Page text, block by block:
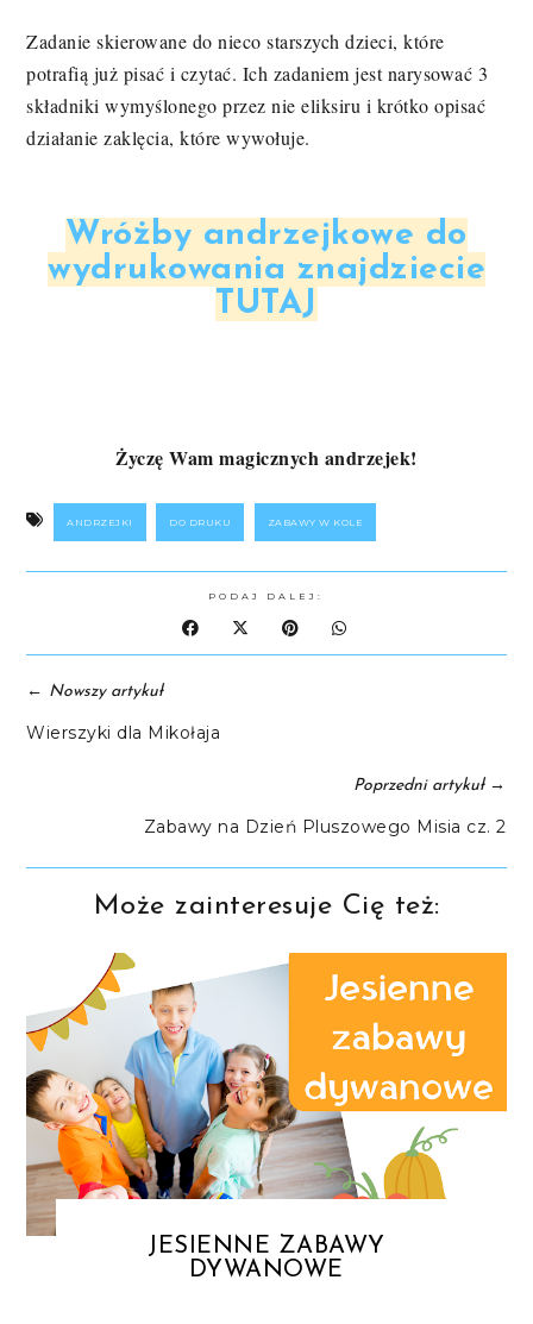
Zadanie skierowane do nieco starszych dzieci, które
potrafią już pisać i czytać. Ich zadaniem jest narysować 3
składniki wymyślonego przez nie eliksiru i krótko opisać
działanie zaklęcia, które wywołuje.
Wróżby andrzejkowe do
wydrukowania znajdziecie
TUTAJ
Życzę Wam magicznych andrzejek!
ANDRZEJKI DO DRUKU ZABAWY W KOLE
PODAJ DALEJ:
← Nowszy artykuł
Wierszyki dla Mikołaja
Poprzedni artykuł→
Zabawy na Dzień Pluszowego Misia cz. 2
Może zainteresuje Cię też:
JESIENNE ZABAWY
DYWANOWE